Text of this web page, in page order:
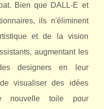
Bien que DALL-E et
ils n'éliminent
et de la vision
augmentant les
designers en leur
visualiser des idées
nouvelle toile pour